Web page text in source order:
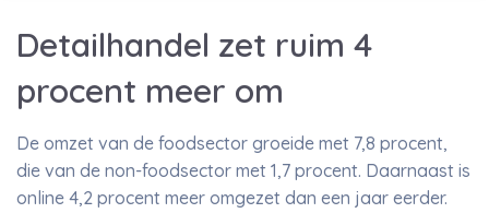
Detailhandel zet ruim 4
procent meer om
De omzet van de foodsector groeide met 7,8 procent,
die van de non-foodsector met 1,7 procent. Daarnaast is
online 4,2 procent meer omgezet dan een jaar eerder.